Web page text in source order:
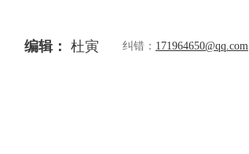
编辑： 杜寅 纠错： 171964650@qq.com